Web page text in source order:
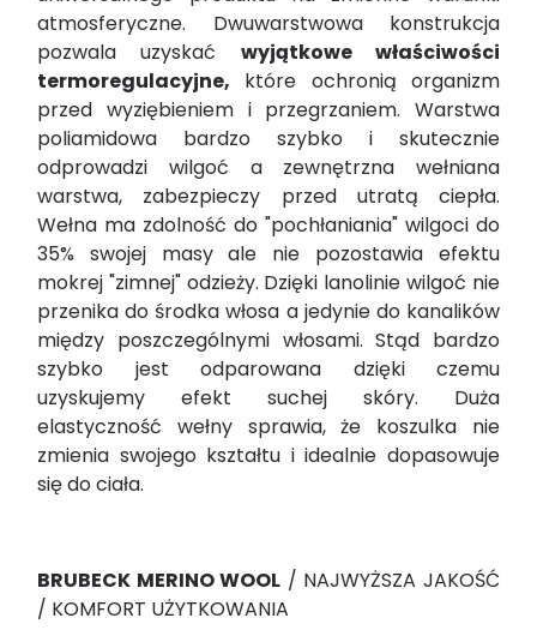
atmosferyczne. Dwuwarstwowa konstrukcja
pozwala uzyskać wyjątkowe właściwości
termoregulacyjne, które ochronią organizm
przed wyziębieniem i przegrzaniem. Warstwa
poliamidowa bardzo szybko i skutecznie
odprowadzi wilgoć a zewnętrzna wełniana
warstwa, zabezpieczy przed utratą ciepła.
Wełna ma zdolność do "pochłaniania" wilgoci do
35% swojej masy ale nie pozostawia efektu
mokrej "zimnej" odzieży. Dzięki lanolinie wilgoć nie
przenika do środka włosa a jedynie do kanalików
między poszczególnymi włosami. Stąd bardzo
szybko jest odparowana dzięki czemu
uzyskujemy efekt suchej skóry. Duża
elastyczność wełny sprawia, że koszulka nie
zmienia swojego kształtu i idealnie dopasowuje
się do ciała.
BRUBECK MERINO WOOL / NAJWYŻSZA JAKOŚĆ
/ KOMFORT UŻYTKOWANIA